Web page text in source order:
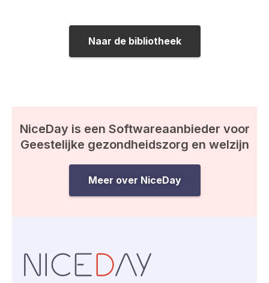
Naar de bibliotheek
NiceDay is een Softwareaanbieder voor
Geestelijke gezondheidszorg en welzijn
Meer over NiceDay